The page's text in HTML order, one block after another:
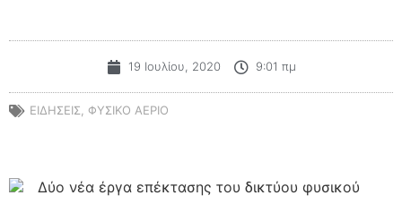
19 Ιουλίου, 2020 9:01 πμ
ΕΙΔΗΣΕΙΣ, ΦΥΣΙΚΟ ΑΕΡΙΟ
Δύο νέα έργα επέκτασης του δικτύου φυσικού